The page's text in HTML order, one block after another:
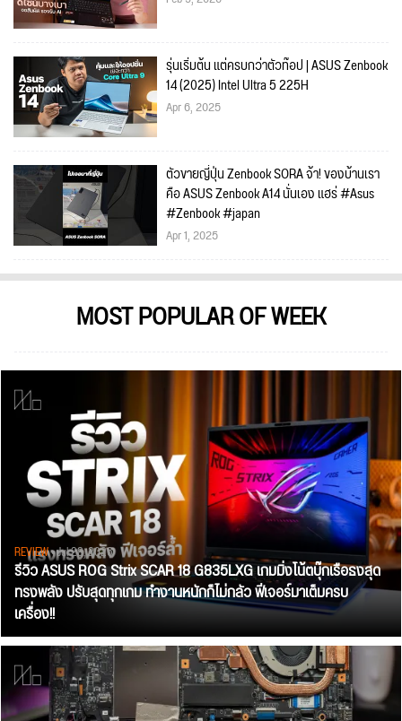
รุ่นเริ่มต้น แต่ครบกว่าตัวท๊อป | ASUS Zenbook
14 (2025) Intel Ultra 5 225H
Apr 6, 2025
ตัวขายญี่ปุ่น Zenbook SORA จ้า! ของบ้านเรา
คือ ASUS Zenbook A14 นั่นเอง แฮร่ #Asus
#Zenbook #japan
Apr 1, 2025
MOST POPULAR OF WEEK
REVIEW• Jul 28, 2026
รีวิว ASUS ROG Strix SCAR 18 G835LXG เกมมิ่งโน้ตบุ๊กเรือธงสุด
ทรงพลัง ปรับสุดทุกเกม ทำงานหนักก็ไม่กลัว ฟีเจอร์มาเต็มครบ
เครื่อง!!